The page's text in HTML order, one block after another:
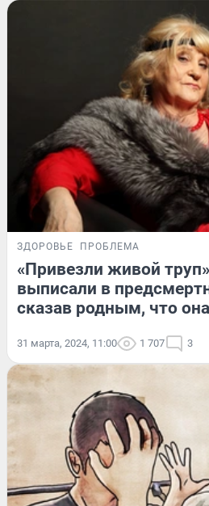
ЗДОРОВЬЕ ПРОБЛЕМА
«Привезли живой
выписали в
сказав родным, что
31 марта, 2024, 11:00 1 707 3